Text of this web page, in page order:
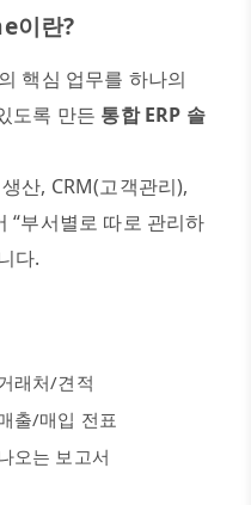
이란?
핵심 업무를 하나의
도록 만든 통합ERP 솔
생산, CRM(고객관리),
“부서별로 따로 관리하
다.
래처/견적
출/매입 전표
오는 보고서